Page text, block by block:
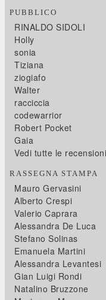
PUBBLICO
RINALDO SIDOLI
Holly
sonia
Tiziana
ziogiafo
Walter
racciccia
codewarrior
Robert Pocket
Gaia
Vedi tutte le
RASSEGNA STAMPA
Mauro Gervasini
Alberto Crespi
Valerio Caprara
Alessandra De Luca
Stefano Solinas
Emanuela Martini
Alessandra Levantesi
Gian Luigi Rondi
Natalino Bruzzone